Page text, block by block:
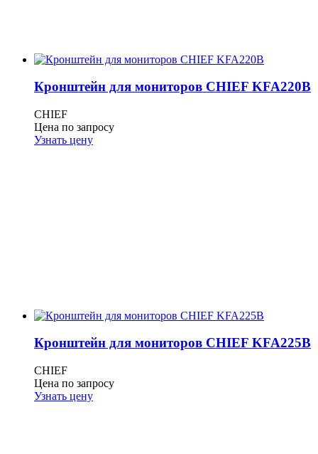
Кронштейн для мониторов CHIEF KFA220B
CHIEF
Цена по запросу
Узнать цену
Кронштейн для мониторов CHIEF KFA225B
CHIEF
Цена по запросу
Узнать цену